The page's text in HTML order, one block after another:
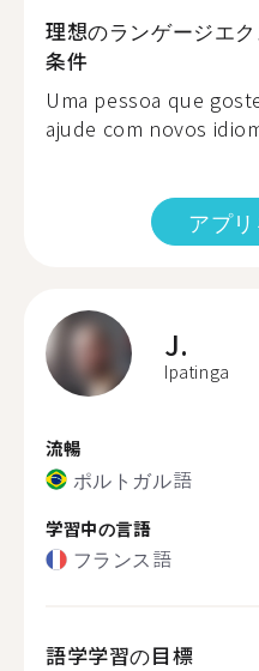
理想のランゲージエ
条件
Uma pessoa que
ajude com novos
アプ
J.
Ipatinga
流暢
ポルトガル語
学習中の言語
フランス語
語学学習の目標